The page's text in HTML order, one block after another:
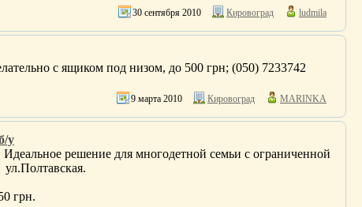
30 сентября 2010 Кировоград ludmila
с ящиком под низом, до 500 грн; (050) 7233742
9 марта 2010 Кировоград MARINKA
у
Идеальное решение для многодетной семьи с ограниченной
грн.